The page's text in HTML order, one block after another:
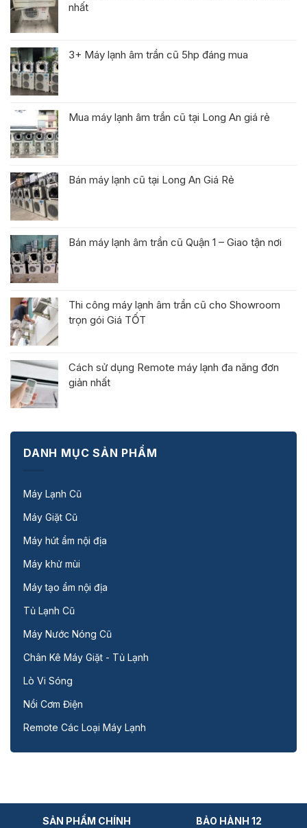
nhất
3+ Máy lạnh âm trần cũ 5hp đáng mua
Mua máy lạnh âm trần cũ tại Long An giá rẻ
Bán máy lạnh cũ tại Long An Giá Rẻ
Bán máy lạnh âm trần cũ Quận 1 – Giao tận nơi
Thi công máy lạnh âm trần cũ cho Showroom
trọn gói Giá TỐT
Cách sử dụng Remote máy lạnh đa năng đơn
giản nhất
DANH MỤC SẢN PHẨM
Máy Lạnh Cũ
Máy Giặt Cũ
Máy hút ẩm nội địa
Máy khử mùi
Máy tạo ẩm nội địa
Tủ Lạnh Cũ
Máy Nước Nóng Cũ
Chân Kê Máy Giặt - Tủ Lạnh
Lò Vi Sóng
Nồi Cơm Điện
Remote Các Loại Máy Lạnh
SẢN PHẨM CHÍNH
BẢO HÀNH 12